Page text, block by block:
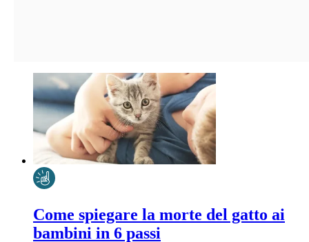
Come spiegare la morte del gatto ai
bambini in 6 passi